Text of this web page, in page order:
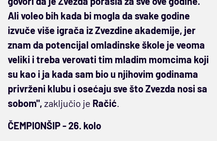
Ali voleo bih kada bi mogla da svake godine
izvuče više igrača iz Zvezdine akademije, jer
znam da potencijal omladinske škole je veoma
veliki i treba verovati tim mladim momcima koji
su kao i ja kada sam bio u njihovim godinama
privrženi klubu i osećaju sve što Zvezda nosi sa
sobom", zaključio je Račić.
ČEMPIONŠIP - 26. kolo